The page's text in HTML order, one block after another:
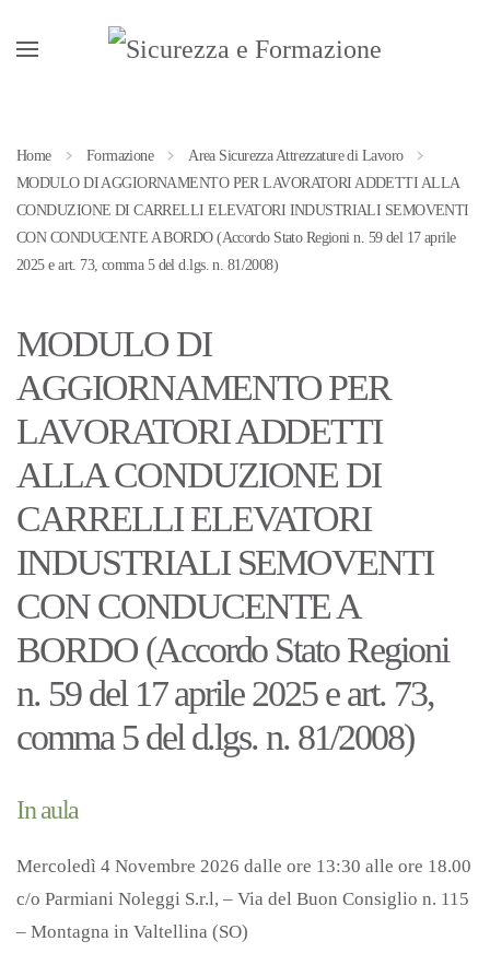
Passa al contenuto principale
Home Formazione
Area Sicurezza Attrezzature di Lavoro
MODULO DI AGGIORNAMENTO PER LAVORATORI ADDETTI ALLA
CONDUZIONE DI CARRELLI ELEVATORI INDUSTRIALI SEMOVENTI
CON CONDUCENTE A BORDO (Accordo Stato Regioni n. 59 del 17 aprile
2025 e art. 73, comma 5 del d.lgs. n. 81/2008)
MODULO DI
AGGIORNAMENTO PER
LAVORATORI ADDETTI
ALLA CONDUZIONE DI
CARRELLI ELEVATORI
INDUSTRIALI SEMOVENTI
CON CONDUCENTE A
BORDO (Accordo Stato Regioni
n. 59 del 17 aprile 2025 e art. 73,
comma 5 del d.lgs. n. 81/2008)
In aula
Mercoledì 4 Novembre 2026 dalle ore 13:30 alle ore 18.00
c/o Parmiani Noleggi S.r.l, – Via del Buon Consiglio n. 115
– Montagna in Valtellina (SO)